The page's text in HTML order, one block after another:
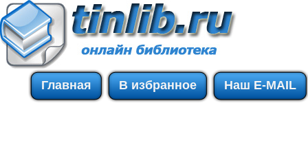
Главная В избранное Наш E-MAIL